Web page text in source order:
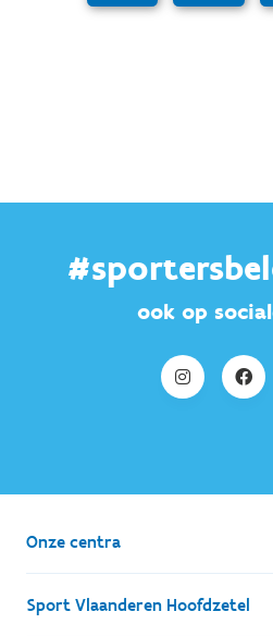
ook op
Onze centra
Sport Vlaanderen Hoofdzetel